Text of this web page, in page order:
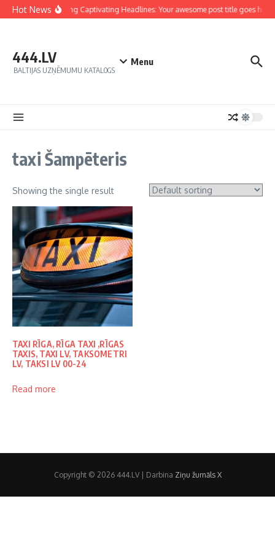
Hot NewsCrafting Captivating Headlines: Your awesome post title goes here
444.LV
BALTIJAS UZŅĒMUMU KATALOGS
Menu
taxi Šampēteris
Showing the single result
TAXI RĪGA, RĪGA TAXI ,RĪGAS
TAXIS, TAXI LV, TAKSOMETRI
LV, TAKSI LV 00-24
Read more
Copyright © 2026 444.LV | Darbina Ziņu žurnāls X